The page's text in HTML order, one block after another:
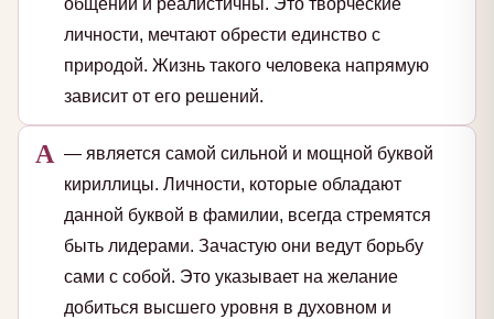
общении и реалистичны. Это творческие
личности, мечтают обрести единство с
природой. Жизнь такого человека напрямую
зависит от его решений.
А — является самой сильной и мощной буквой
кириллицы. Личности, которые обладают
данной буквой в фамилии, всегда стремятся
быть лидерами. Зачастую они ведут борьбу
сами с собой. Это указывает на желание
добиться высшего уровня в духовном и